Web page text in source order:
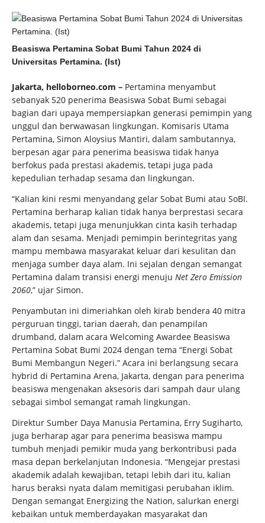
Beasiswa Pertamina Sobat Bumi Tahun 2024 di
Universitas Pertamina. (Ist)
Jakarta, helloborneo.com – Pertamina menyambut
sebanyak 520 penerima Beasiswa Sobat Bumi sebagai
bagian dari upaya mempersiapkan generasi pemimpin yang
unggul dan berwawasan lingkungan. Komisaris Utama
Pertamina, Simon Aloysius Mantiri, dalam sambutannya,
berpesan agar para penerima beasiswa tidak hanya
berfokus pada prestasi akademis, tetapi juga pada
kepedulian terhadap sesama dan lingkungan.
“Kalian kini resmi menyandang gelar Sobat Bumi atau SoBI.
Pertamina berharap kalian tidak hanya berprestasi secara
akademis, tetapi juga menunjukkan cinta kasih terhadap
alam dan sesama. Menjadi pemimpin berintegritas yang
mampu membawa masyarakat keluar dari kesulitan dan
menjaga sumber daya alam. Ini sejalan dengan semangat
Pertamina dalam transisi energi menuju Net Zero Emission
2060,” ujar Simon.
Penyambutan ini dimeriahkan oleh kirab bendera 40 mitra
perguruan tinggi, tarian daerah, dan penampilan
drumband, dalam acara Welcoming Awardee Beasiswa
Pertamina Sobat Bumi 2024 dengan tema “Energi Sobat
Bumi Membangun Negeri.” Acara ini berlangsung secara
hybrid di Pertamina Arena, Jakarta, dengan para penerima
beasiswa mengenakan aksesoris dari sampah daur ulang
sebagai simbol semangat ramah lingkungan.
Direktur Sumber Daya Manusia Pertamina, Erry Sugiharto,
juga berharap agar para penerima beasiswa mampu
tumbuh menjadi pemikir muda yang berkontribusi pada
masa depan berkelanjutan Indonesia. “Mengejar prestasi
akademik adalah kewajiban, tetapi lebih dari itu, kalian
harus beraksi nyata dalam memitigasi perubahan iklim.
Dengan semangat Energizing the Nation, salurkan energi
kebaikan untuk memberdayakan masyarakat dan